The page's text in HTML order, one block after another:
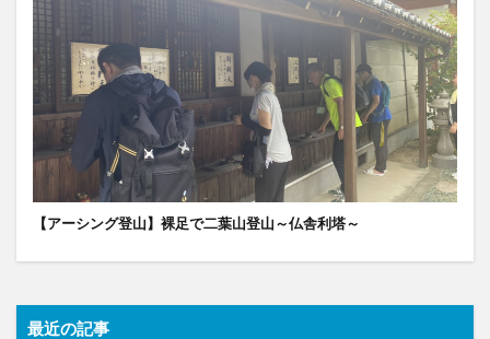
【アーシング登山】裸足で二葉山登山～仏舎利塔～
最近の記事